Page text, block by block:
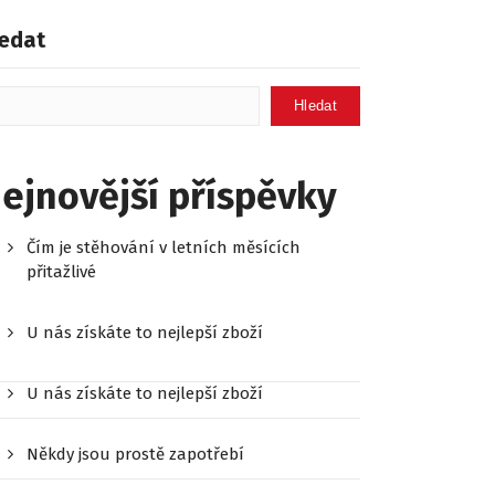
Hledat
příspěvky
Čím je stěhování v letních měsících
přitažlivé
U nás získáte to nejlepší zboží
U nás získáte to nejlepší zboží
Někdy jsou prostě zapotřebí